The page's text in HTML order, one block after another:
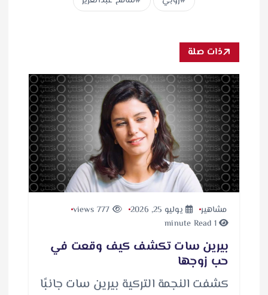
ذات صلة
مشاهير يوليو 25, 2026
1 minute Read
بيرين سات تكشف كيف وقعت في
حب زوجها
كشفت النجمة التركية بيرين سات جانبًا